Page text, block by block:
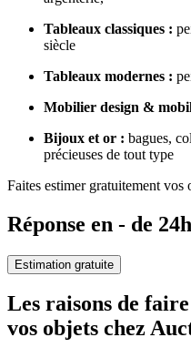
Tableaux classiques :
siècle
Tableaux modernes :
Mobilier design &
Bijoux et or : bagues,
précieuses de tout type
Faites estimer gratuitement vos
Réponse en - de 24h
Estimation gratuite
Les raisons de
vos objets chez